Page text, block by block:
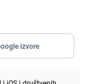
izvore